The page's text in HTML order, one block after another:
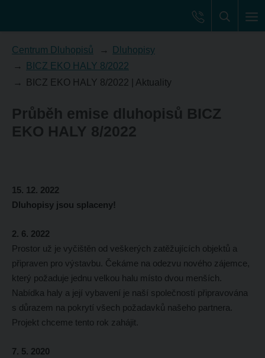
Centrum Dluhopisů
Dluhopisy
BICZ EKO HALY 8/2022
BICZ EKO HALY 8/2022 | Aktuality
Průběh emise dluhopisů BICZ
EKO HALY 8/2022
15. 12. 2022
Dluhopisy jsou splaceny!
2. 6. 2022
Prostor už je vyčištěn od veškerých zatěžujících objektů a
připraven pro výstavbu. Čekáme na odezvu nového zájemce,
který požaduje jednu velkou halu místo dvou menších.
Nabídka haly a její vybavení je naší společností připravována
s důrazem na pokrytí všech požadavků našeho partnera.
Projekt chceme tento rok zahájit.
7. 5. 2020